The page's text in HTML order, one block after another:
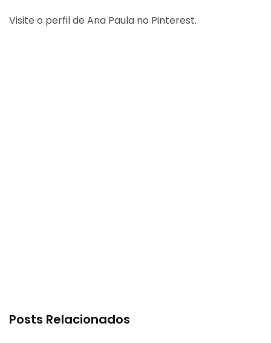
Visite o perfil de Ana Paula no Pinterest.
Posts Relacionados